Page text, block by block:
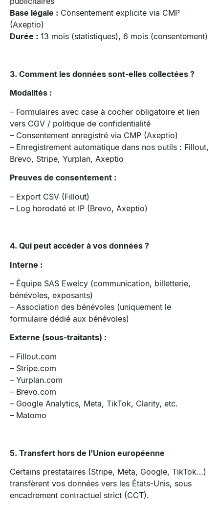
Base légale : Consentement explicite via CMP
(Axeptio)
Durée : 13 mois (statistiques), 6 mois (consentement)
3. Comment les données sont-elles collectées ?
Modalités :
– Formulaires avec case à cocher obligatoire et lien
vers CGV / politique de confidentialité
– Consentement enregistré via CMP (Axeptio)
– Enregistrement automatique dans nos outils : Fillout,
Brevo, Stripe, Yurplan, Axeptio
Preuves de consentement :
– Export CSV (Fillout)
– Log horodaté et IP (Brevo, Axeptio)
4. Qui peut accéder à vos données ?
Interne :
– Équipe SAS Ewelcy (communication, billetterie,
bénévoles, exposants)
– Association des bénévoles (uniquement le
formulaire dédié aux bénévoles)
Externe (sous-traitants) :
– Fillout.com
– Stripe.com
– Yurplan.com
– Brevo.com
– Google Analytics, Meta, TikTok, Clarity, etc.
– Matomo
5. Transfert hors de l’Union européenne
Certains prestataires (Stripe, Meta, Google, TikTok…)
transfèrent vos données vers les États-Unis, sous
encadrement contractuel strict (CCT).